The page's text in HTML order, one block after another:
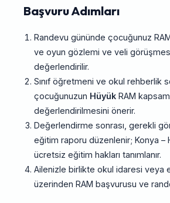
Başvuru Adımları
Randevu gününde çocuğunuz
ve oyun gözlemi ve veli
değerlendirilir.
Sınıf öğretmeni ve okul rehberlik
çocuğunuzun HüyükRAM
değerlendirilmesini önerir.
Değerlendirme sonrası, gerekli
eğitim raporu düzenlenir; Konya –
ücretsiz eğitim hakları tanımlanır.
Ailenizle birlikte okul idaresi veya
üzerinden RAM başvurusu ve